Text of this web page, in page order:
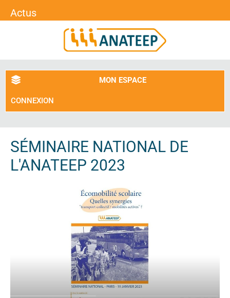
MON ESPACE
CONNEXION
SÉMINAIRE NATIONAL DE
L'ANATEEP 2023
Actus